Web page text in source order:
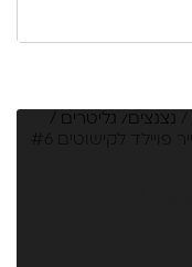
נצנצים/ גליטרים /